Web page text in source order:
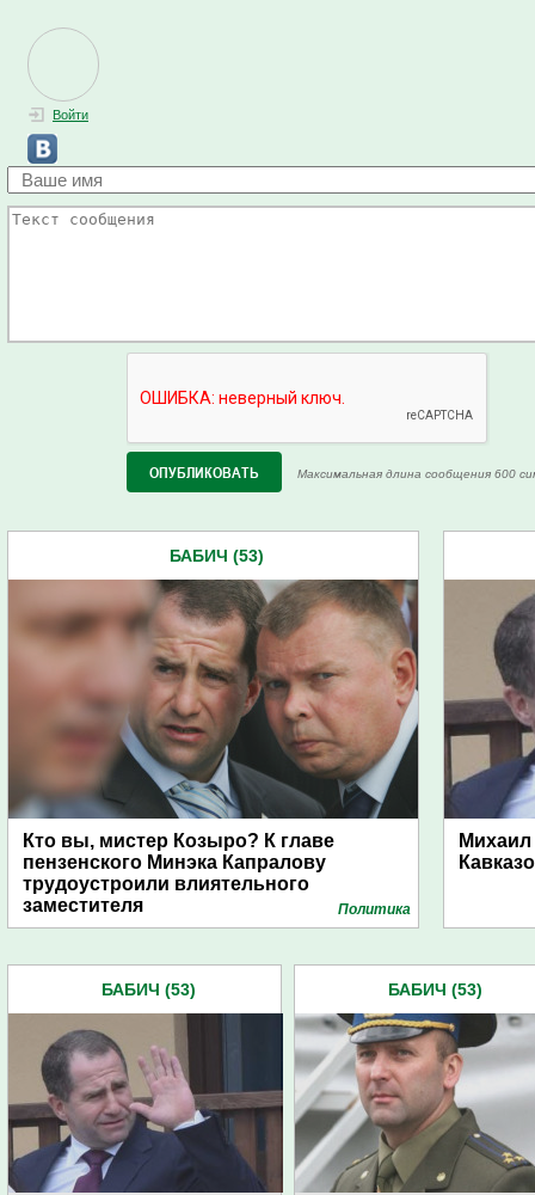
Войти
Максимальная длина сообщения 600
БАБИЧ (53)
Кто вы, мистер Козыро? К главе
пензенского Минэка Капралову
трудоустроили влиятельного
заместителя
Политика
БАБИЧ (53) БАБИЧ (53)